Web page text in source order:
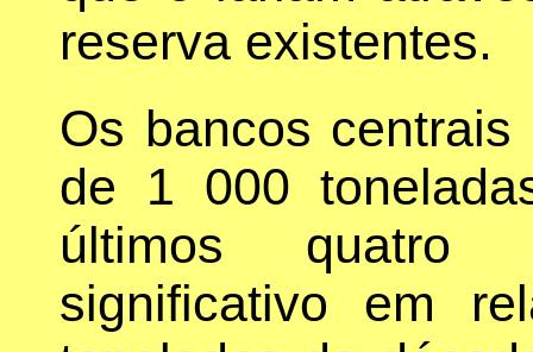
reserva existentes.
Os bancos
de 1 000
últimos quatro
significativo em